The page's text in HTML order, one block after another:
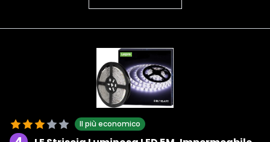
Il più economico